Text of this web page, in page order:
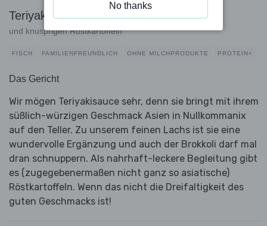
Teriyaki-Lachs mit Brokkoli
und knusprigen Röstkartoffeln
FISCH FAMILIENFREUNDLICH OHNE MILCHPRODUKTE PROTEIN+
Das Gericht
Wir mögen Teriyakisauce sehr, denn sie bringt mit ihrem
süßlich-würzigen Geschmack Asien in Nullkommanix
auf den Teller. Zu unserem feinen Lachs ist sie eine
wundervolle Ergänzung und auch der Brokkoli darf mal
dran schnuppern. Als nahrhaft-leckere Begleitung gibt
es (zugegebenermaßen nicht ganz so asiatische)
Röstkartoffeln. Wenn das nicht die Dreifaltigkeit des
guten Geschmacks ist!
No thanks